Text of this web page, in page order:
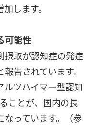
します。
可能性
摂取が認知症の発症
告されています。
ルツハイマー型認知
ことが、国内の長
なっています。（参